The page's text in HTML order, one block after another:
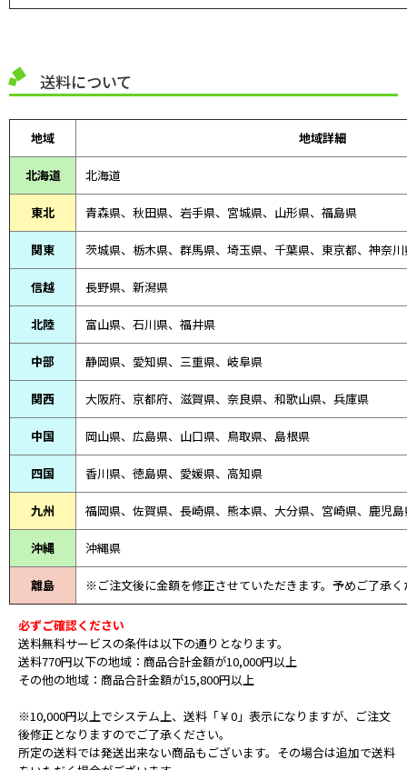
送料について
地域 地域詳細
北海道 北海道
東北 青森県、 秋田県、 岩手県、宮城県、山形県、福島県
関東 茨城県、栃木県、群馬県、埼玉県、千葉県、東京都、神奈
信越 長野県、新潟県
北陸 富山県、 石川県、 福井県
中部 静岡県、 愛知県、 三重県、 岐阜県
関西 大阪府、京都府、滋賀県、奈良県、和歌山県、兵庫県
中国 岡山県、広島県、山口県、鳥取県、島根県
四国 香川県、徳島県、愛媛県、高知県
九州 福岡県、佐賀県、長崎県、熊本県、大分県、宮崎県、鹿児
沖縄 沖縄県
離島 ※ご注文後に金額を修正させていただきます。予めご了承く
必ずご確認ください
送料無料サービスの条件は以下の通りとなります。
送料770円以下の地域：商品合計金額が10,000円以上
その他の地域：商品合計金額が15,800円以上
※10,000円以上でシステム上、送料「￥0」表示になりますが、ご注文
後修正となりますのでご了承ください。
所定の送料では発送出来ない商品もございます。その場合は追加で送料